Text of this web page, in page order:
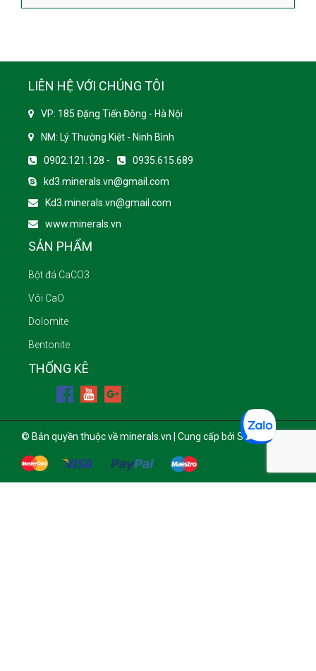
LIÊN HỆ VỚI CHÚNG TÔI
VP: 185 Đặng Tiến Đông - Hà Nội
NM: Lý Thường Kiệt - Ninh Bình
0902.121.128 -
0935.615.689
kd3.minerals.vn@gmail.com
Kd3.minerals.vn@gmail.com
www.minerals.vn
SẢN PHẨM
Bột đá CaCO3
Vôi CaO
Dolomite
Bentonite
THỐNG KÊ
© Bản quyền thuộc về minerals.vn | Cung cấp bởi Sapo